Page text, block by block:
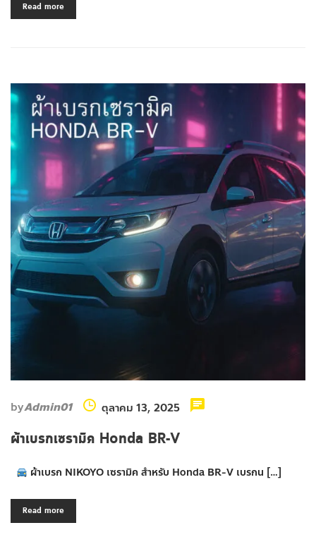
Read more
byAdmin01 ตุลาคม 13, 2025
ผ้าเบรกเซรามิค Honda BR-V
ผ้าเบรก NIKOYO เซรามิค สำหรับ Honda BR-V เบรกน […]
Read more